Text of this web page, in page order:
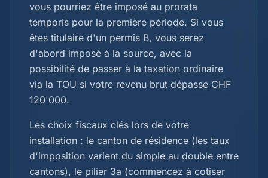
vous pourriez être imposé au prorata
temporis pour la première période. Si vous
êtes titulaire d'un permis B, vous serez
d'abord imposé à la source, avec la
possibilité de passer à la taxation ordinaire
via la TOU si votre revenu brut dépasse CHF
120'000.
Les choix fiscaux clés lors de votre
installation : le canton de résidence (les taux
d'imposition varient du simple au double entre
cantons), le pilier 3a (commencez à cotiser